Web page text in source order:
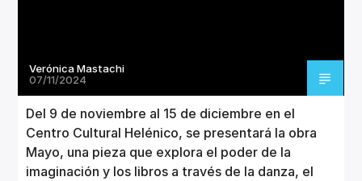
Verónica Mastachi
07/11/2024
Del 9 de noviembre al 15 de diciembre en el
Centro Cultural Helénico, se presentará la obra
Mayo, una pieza que explora el poder de la
imaginación y los libros a través de la danza, el